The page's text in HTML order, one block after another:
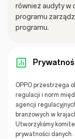
również audyty w
programu
programu.
OPPO przestrzega
regulacji i norm
agencji
branżowych w
Utworzyliśmy
prywatności danych.